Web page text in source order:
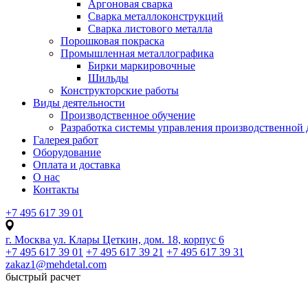
Аргоновая сварка
Сварка металлоконструкций
Сварка листового металла
Порошковая покраска
Промышленная металлографика
Бирки маркировочные
Шильды
Конструкторские работы
Виды деятельности
Производственное обучение
Разработка системы управления производственной
Галерея работ
Оборудование
Оплата и доставка
О нас
Контакты
+7 495 617 39 01
г. Москва ул. Клары Цеткин, дом. 18, корпус 6
+7 495 617 39 01 +7 495 617 39 21 +7 495 617 39 31
zakaz1@mehdetal.com
быстрый расчет